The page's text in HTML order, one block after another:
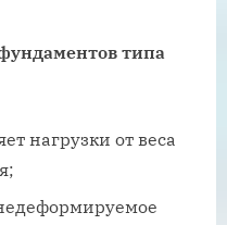
типа
нагрузки от веса